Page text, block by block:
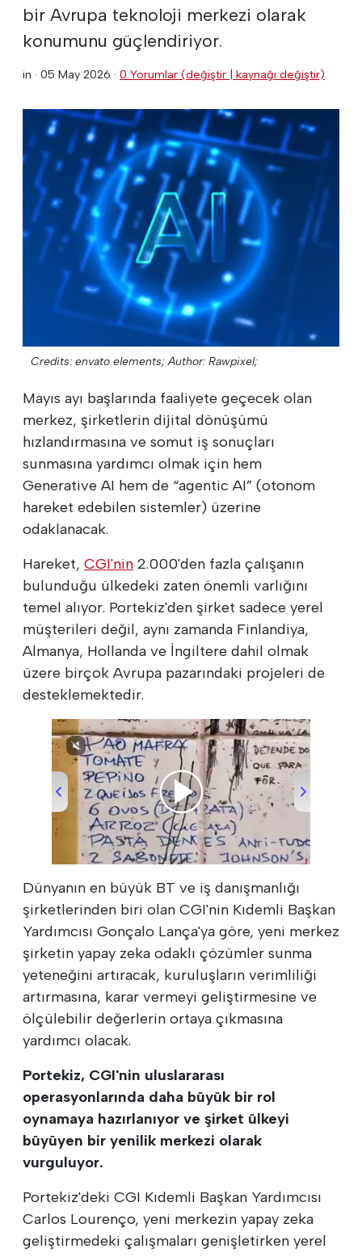
bir Avrupa teknoloji merkezi olarak
konumunu güçlendiriyor.
in · 05 May 2026 · 0 Yorumlar (değiştir | kaynağı değiştir)
Credits: envato elements; Author: Rawpixel;
Mayıs ayı başlarında faaliyete geçecek olan
merkez, şirketlerin dijital dönüşümü
hızlandırmasına ve somut iş sonuçları
sunmasına yardımcı olmak için hem
Generative AI hem de “agentic AI” (otonom
hareket edebilen sistemler) üzerine
odaklanacak.
Hareket, CGI'nin 2.000'den fazla çalışanın
bulunduğu ülkedeki zaten önemli varlığını
temel alıyor. Portekiz'den şirket sadece yerel
müşterileri değil, aynı zamanda Finlandiya,
Almanya, Hollanda ve İngiltere dahil olmak
üzere birçok Avrupa pazarındaki projeleri de
desteklemektedir.
00:00/00:22
Dünyanın en büyük BT ve iş danışmanlığı
şirketlerinden biri olan CGI'nin Kıdemli Başkan
Yardımcısı Gonçalo Lança'ya göre, yeni merkez
şirketin yapay zeka odaklı çözümler sunma
yeteneğini artıracak, kuruluşların verimliliği
artırmasına, karar vermeyi geliştirmesine ve
ölçülebilir değerlerin ortaya çıkmasına
yardımcı olacak.
Portekiz, CGI'nin uluslararası
operasyonlarında daha büyük bir rol
oynamaya hazırlanıyor ve şirket ülkeyi
büyüyen bir yenilik merkezi olarak
vurguluyor.
Portekiz'deki CGI Kıdemli Başkan Yardımcısı
Carlos Lourenço, yeni merkezin yapay zeka
geliştirmedeki çalışmaları genişletirken yerel